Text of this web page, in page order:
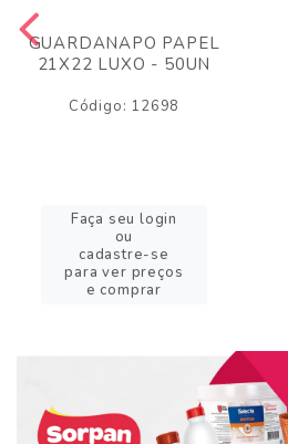
GUARDANAPO PAPEL
21X22 LUXO - 50UN
Código: 12698
Faça seu login
ou
cadastre-se
para ver preços
e comprar